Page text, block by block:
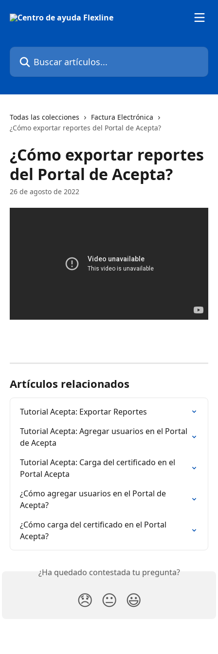
Buscar artículos...
Todas las colecciones
Factura Electrónica
¿Cómo exportar reportes del Portal de Acepta?
¿Cómo exportar reportes
del Portal de Acepta?
26 de agosto de 2022
Artículos relacionados
Tutorial Acepta: Exportar Reportes
Tutorial Acepta: Agregar usuarios en el Portal
de Acepta
Tutorial Acepta: Carga del certificado en el
Portal Acepta
¿Cómo agregar usuarios en el Portal de
Acepta?
¿Cómo carga del certificado en el Portal
Acepta?
¿Ha quedado contestada tu pregunta?
😞 😐 😃